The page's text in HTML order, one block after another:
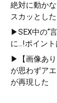
絶対に動か
スカッとし
▶SEX中の“
に...!ポイン
▶【画像あ
が思わずア
が再現した